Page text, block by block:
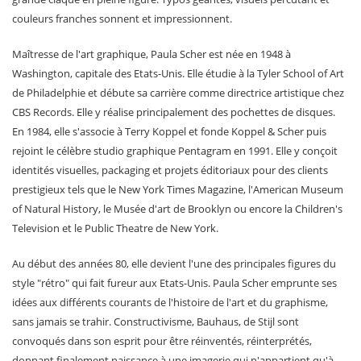
couleurs franches sonnent et impressionnent.
Maîtresse de l'art graphique, Paula Scher est née en 1948 à
Washington, capitale des Etats-Unis. Elle étudie à la Tyler School of Art
de Philadelphie et débute sa carrière comme directrice artistique chez
CBS Records. Elle y réalise principalement des pochettes de disques.
En 1984, elle s'associe à Terry Koppel et fonde Koppel & Scher puis
rejoint le célèbre studio graphique Pentagram en 1991. Elle y conçoit
identités visuelles, packaging et projets éditoriaux pour des clients
prestigieux tels que le New York Times Magazine, l'American Museum
of Natural History, le Musée d'art de Brooklyn ou encore la Children's
Television et le Public Theatre de New York.
Au début des années 80, elle devient l'une des principales figures du
style "rétro" qui fait fureur aux Etats-Unis. Paula Scher emprunte ses
idées aux différents courants de l'histoire de l'art et du graphisme,
sans jamais se trahir. Constructivisme, Bauhaus, de Stijl sont
convoqués dans son esprit pour être réinventés, réinterprétés,